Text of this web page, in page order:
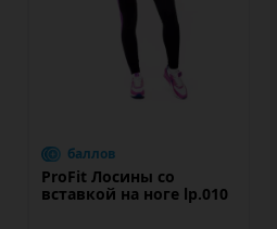
баллов
ProFit Лосины со
вставкой на ноге lp.010